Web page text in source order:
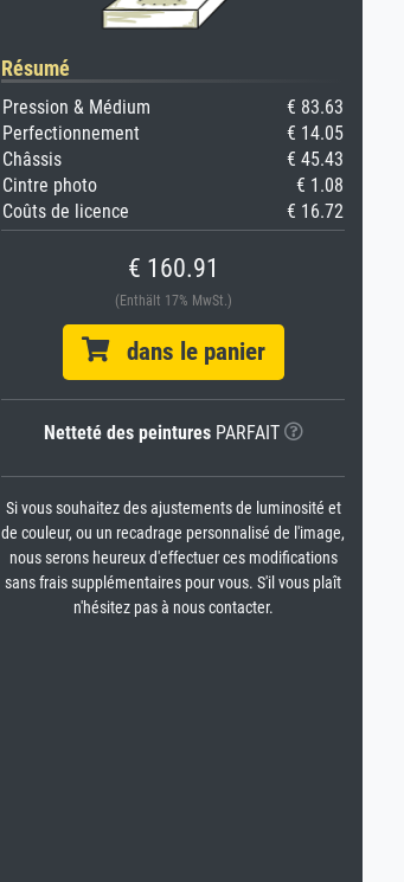
Résumé
Pression & Médium
€ 83.63
Perfectionnement
€ 14.05
Châssis
€ 45.43
Cintre photo
€ 1.08
Coûts de licence
€ 16.72
€ 160.91
(Enthält 17% MwSt.)
dans le panier
Netteté des peinturesPARFAIT
Si vous souhaitez des ajustements de luminosité et
de couleur, ou un recadrage personnalisé de l'image,
nous serons heureux d'effectuer ces modifications
sans frais supplémentaires pour vous. S'il vous plaît
n'hésitez pas à nous contacter.